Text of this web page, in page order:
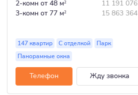
2-комн от 48 м2 11 191 076
3-комн от 77 м2 15 863 364
147 квартир С отделкой
Парк
Панорамные окна
Телефон Жду звонка